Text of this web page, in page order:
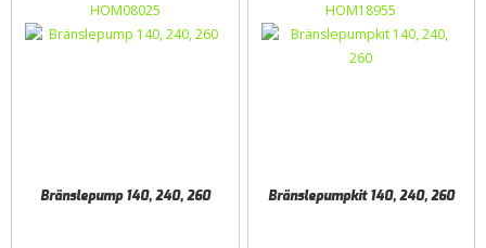
HOM08025
Bränslepump 140, 240, 260
HOM18955
Bränslepumpkit 140, 240, 260